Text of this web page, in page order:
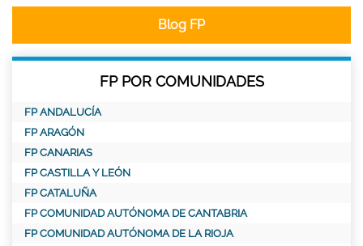
Blog FP
FP POR COMUNIDADES
FP ANDALUCÍA
FP ARAGÓN
FP CANARIAS
FP CASTILLA Y LEÓN
FP CATALUÑA
FP COMUNIDAD AUTÓNOMA DE CANTABRIA
FP COMUNIDAD AUTÓNOMA DE LA RIOJA